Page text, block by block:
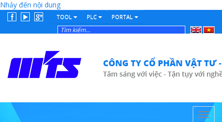
Nhảy đến nội dung
PORTAL
PLC
TOOL
English Tiếng
Việt